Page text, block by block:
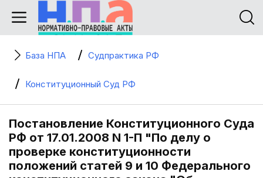
База НПА Судпрактика РФ
Конституционный Суд РФ
Постановление Конституционного Суда
РФ от 17.01.2008 N 1-П "По делу о
проверке конституционности
положений статей 9 и 10 Федерального